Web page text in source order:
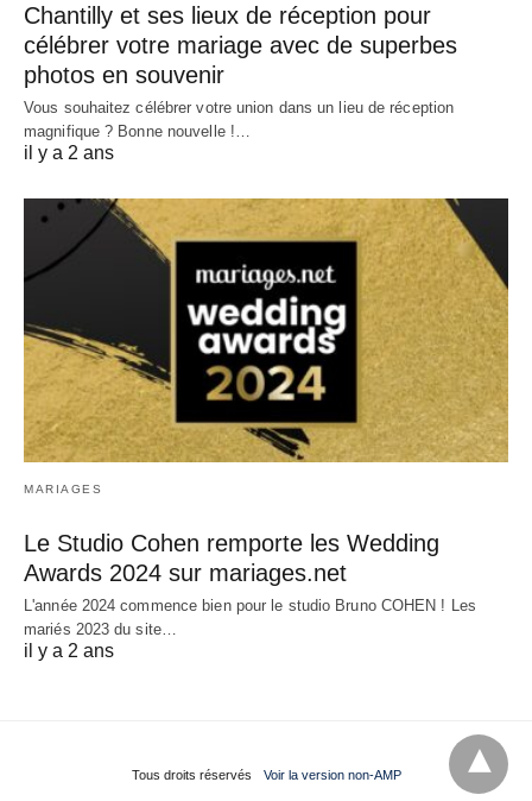
Chantilly et ses lieux de réception pour
célébrer votre mariage avec de superbes
photos en souvenir
Vous souhaitez célébrer votre union dans un lieu de réception
magnifique ? Bonne nouvelle !…
il y a 2 ans
MARIAGES
Le Studio Cohen remporte les Wedding
Awards 2024 sur mariages.net
L'année 2024 commence bien pour le studio Bruno COHEN ! Les
mariés 2023 du site…
il y a 2 ans
Tous droits réservés Voir la version non-AMP